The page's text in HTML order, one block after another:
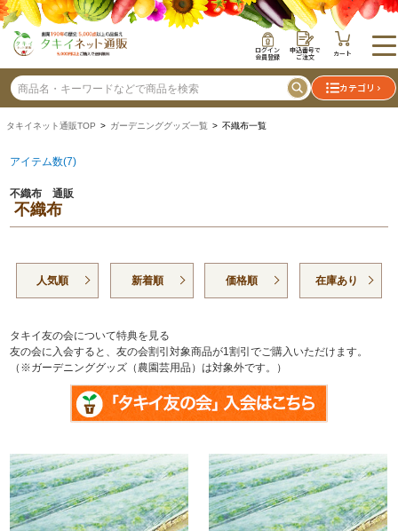
ログイン
会員登録
申込番号で
ご注文 カート
カテゴリ
タキイネット通販TOP > ガーデニンググッズ一覧 > 不織布一覧
アイテム数(7)
不織布 通販
不織布
人気順 新着順 価格順 在庫あり
タキイ友の会について特典を見る
友の会に入会すると、友の会割引対象商品が1割引でご購入いただけます。
（※ガーデニンググッズ（農園芸用品）は対象外です。）